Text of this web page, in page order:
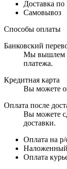
Доставка
Самовывоз
Способы оплаты
Банковский
Мы вышлем
платежа.
Кредитная карта
Вы можете
Оплата после
Вы можете
доставки.
Оплата на р/
Оплата